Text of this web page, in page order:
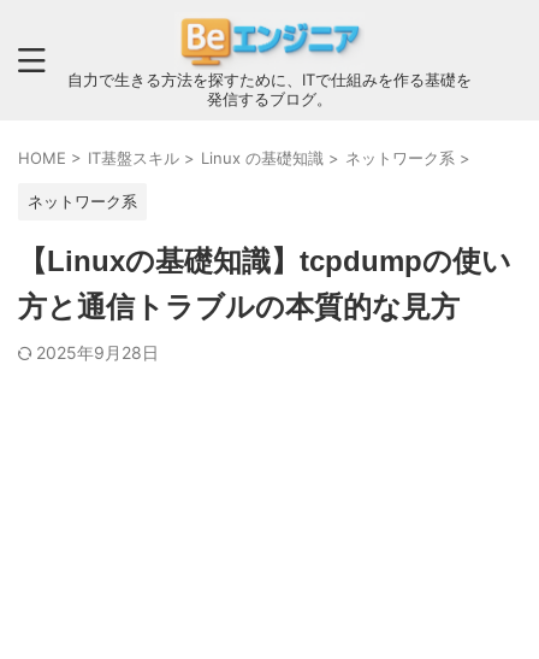
自力で生きる方法を探すために、ITで仕組みを作る基礎を
発信するブログ。
HOME > IT基盤スキル > Linux の基礎知識 > ネットワーク系 >
ネットワーク系
【Linuxの基礎知識】tcpdumpの使い
方と通信トラブルの本質的な見方
2025年9月28日